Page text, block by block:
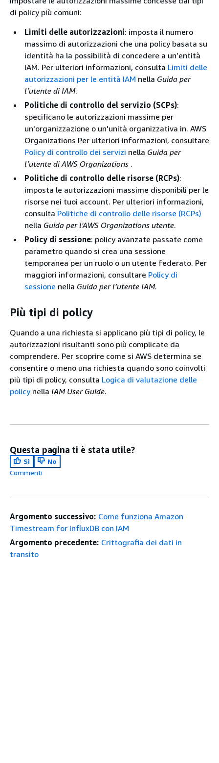
di policy più comuni:
Limiti delle autorizzazioni: imposta il numero
massimo di autorizzazioni che una policy basata su
identità ha la possibilità di concedere a un’entità
IAM. Per ulteriori informazioni, consulta Limiti delle
autorizzazioni per le entità IAM nella Guida per
l’utente di IAM.
Politiche di controllo del servizio (SCPs):
specificano le autorizzazioni massime per
un'organizzazione o un'unità organizzativa in. AWS
Organizations Per ulteriori informazioni, consultare
Policy di controllo dei servizi nella Guida per
l’utente di AWS Organizations .
Politiche di controllo delle risorse (RCPs):
imposta le autorizzazioni massime disponibili per le
risorse nei tuoi account. Per ulteriori informazioni,
consulta Politiche di controllo delle risorse (RCPs)
nella Guida per l'AWS Organizations utente.
Policy di sessione: policy avanzate passate come
parametro quando si crea una sessione
temporanea per un ruolo o un utente federato. Per
maggiori informazioni, consultare Policy di
sessione nella Guida per l’utente IAM.
Più tipi di policy
Quando a una richiesta si applicano più tipi di policy, le
autorizzazioni risultanti sono più complicate da
comprendere. Per scoprire come si AWS determina se
consentire o meno una richiesta quando sono coinvolti
più tipi di policy, consulta Logica di valutazione delle
policynella IAM User Guide.
Questa pagina ti è stata utile?
Sì
No
Commenti
Argomento successivo: Come funziona Amazon
Timestream for InfluxDB con IAM
Argomento precedente: Crittografia dei dati in
transito